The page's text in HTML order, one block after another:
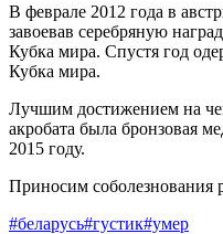
В феврале 2012 года в
завоевав серебряную
Кубка мира. Спустя год
Кубка мира.
Лучшим достижением на
акробата была бронзовая
2015 году.
Приносим соболезнования
#беларусь#густик#умер